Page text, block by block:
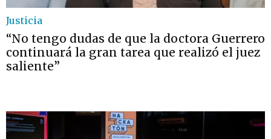
Justicia
“No tengo dudas de que la doctora Guerrero
continuará la gran tarea que realizó el juez
saliente”